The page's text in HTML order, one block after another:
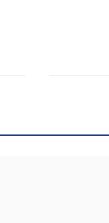
Dr.